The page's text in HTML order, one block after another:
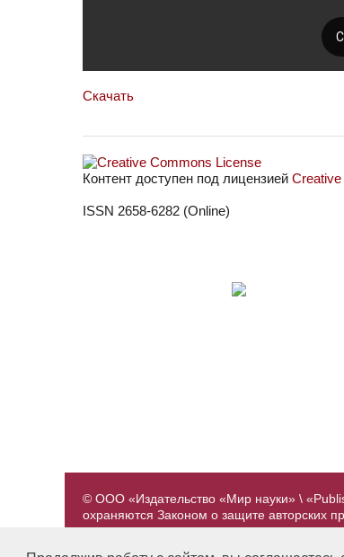
Скачать
Контент доступен под лицензией
ISSN 2658-6282 (Online)
© ООО «Издательство «Мир науки» \
охраняются Законом о защите авторских
предварительного согласования с